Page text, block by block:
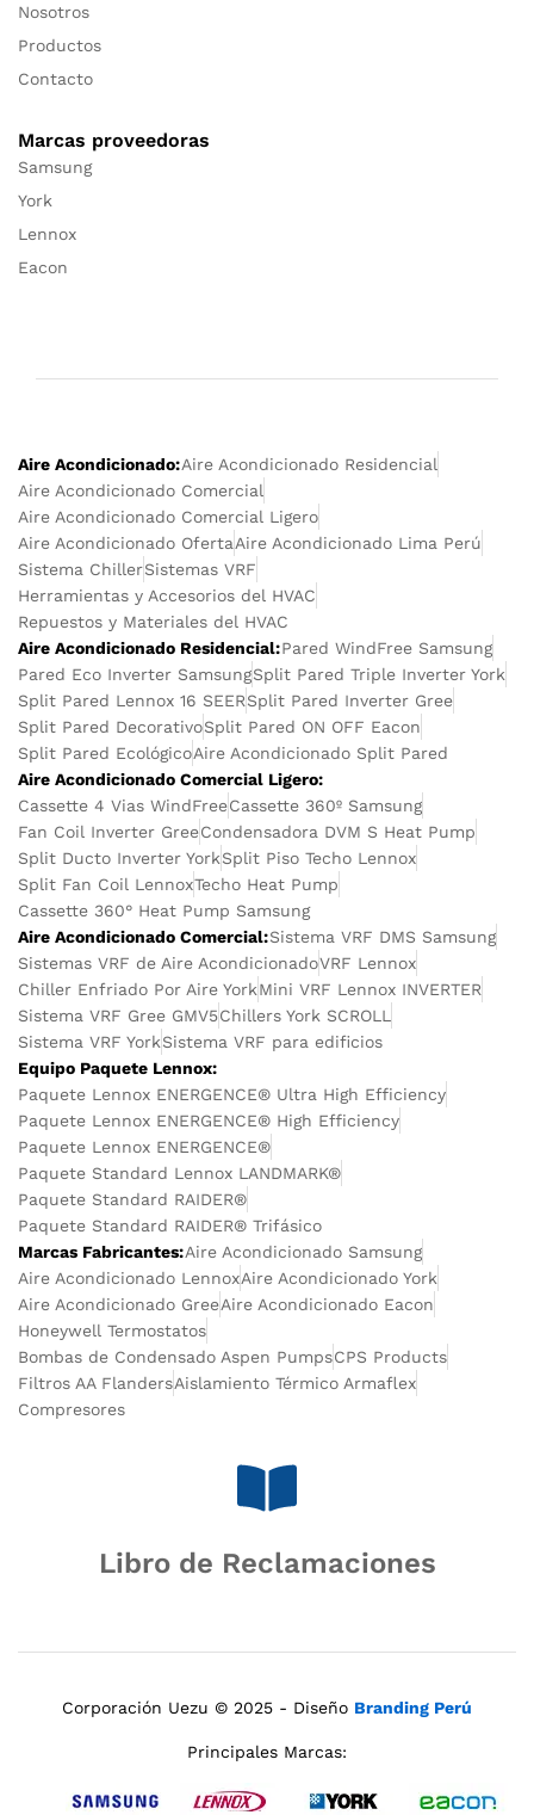
Nosotros
Productos
Contacto
Marcas proveedoras
Samsung
York
Lennox
Eacon
Aire Acondicionado:Aire Acondicionado Residencial
Aire Acondicionado Comercial
Aire Acondicionado Comercial Ligero
Aire Acondicionado OfertaAire Acondicionado Lima Perú
Sistema ChillerSistemas VRF
Herramientas y Accesorios del HVAC
Repuestos y Materiales del HVAC
Aire Acondicionado Residencial:Pared WindFree Samsung
Pared Eco Inverter SamsungSplit Pared Triple Inverter York
Split Pared Lennox 16 SEERSplit Pared Inverter Gree
Split Pared DecorativoSplit Pared ON OFF Eacon
Split Pared EcológicoAire Acondicionado Split Pared
Aire Acondicionado Comercial Ligero:
Cassette 4 Vias WindFreeCassette 360º Samsung
Fan Coil Inverter GreeCondensadora DVM S Heat Pump
Split Ducto Inverter YorkSplit Piso Techo Lennox
Split Fan Coil LennoxTecho Heat Pump
Cassette 360° Heat Pump Samsung
Aire Acondicionado Comercial:Sistema VRF DMS Samsung
Sistemas VRF de Aire AcondicionadoVRF Lennox
Chiller Enfriado Por Aire YorkMini VRF Lennox INVERTER
Sistema VRF Gree GMV5Chillers York SCROLL
Sistema VRF YorkSistema VRF para edificios
Equipo Paquete Lennox:
Paquete Lennox ENERGENCE® Ultra High Efficiency
Paquete Lennox ENERGENCE® High Efficiency
Paquete Lennox ENERGENCE®
Paquete Standard Lennox LANDMARK®
Paquete Standard RAIDER®
Paquete Standard RAIDER® Trifásico
Marcas Fabricantes:Aire Acondicionado Samsung
Aire Acondicionado LennoxAire Acondicionado York
Aire Acondicionado GreeAire Acondicionado Eacon
Honeywell Termostatos
Bombas de Condensado Aspen PumpsCPS Products
Filtros AA FlandersAislamiento Térmico Armaflex
Compresores
Libro de Reclamaciones
Corporación Uezu © 2025 - Diseño Branding Perú
Principales Marcas: